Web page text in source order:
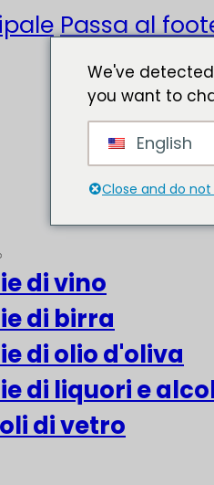
Passa al
di vino
di birra
di olio d'oliva
di liquori e
di vetro
We've
you want to
English
Close and do